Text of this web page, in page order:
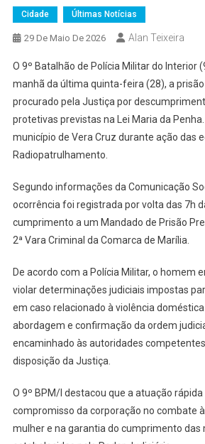
Cidade Últimas Notícias
29 De Maio De 2026 Alan Teixeira
O 9º Batalhão de Polícia Militar do Interior
manhã da última quinta-feira (28), a
procurado pela Justiça por
protetivas previstas na Lei Maria da
município de Vera Cruz durante ação das
Radiopatrulhamento.
Segundo informações da Comunicação
ocorrência foi registrada por volta das 7h
cumprimento a um Mandado de Prisão
2ª Vara Criminal da Comarca de Marília.
De acordo com a Polícia Militar, o homem
violar determinações judiciais impostas
em caso relacionado à violência
abordagem e confirmação da ordem
encaminhado às autoridades
disposição da Justiça.
O 9º BPM/I destacou que a atuação
compromisso da corporação no combate
mulher e na garantia do cumprimento das